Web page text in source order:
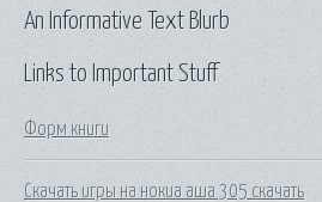
Links to Important Stuff
Форм книги
Скачать игры на нокиа аша 305 скачать
An Informative Text Blurb